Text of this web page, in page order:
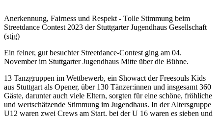
Anerkennung, Fairness und Respekt - Tolle Stimmung beim
Streetdance Contest 2023 der Stuttgarter Jugendhaus Gesellschaft
(stjg)
Ein feiner, gut besuchter Streetdance-Contest ging am 04.
November im Stuttgarter Jugendhaus Mitte über die Bühne.
13 Tanzgruppen im Wettbewerb, ein Showact der Freesouls Kids
aus Stuttgart als Opener, über 130 Tänzer:innen und insgesamt 360
Gäste, darunter auch viele Eltern, sorgten für eine schöne, fröhliche
und wertschätzende Stimmung im Jugendhaus. In der Altersgruppe
U12 waren zwei Crews am Start, bei der U 16 waren es sieben und